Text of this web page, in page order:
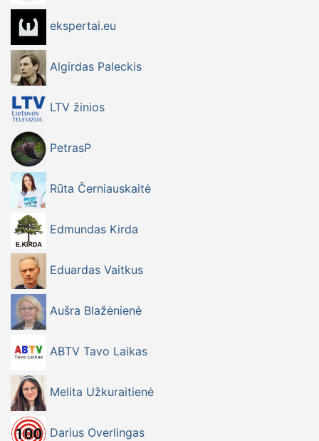
ekspertai.eu
Algirdas Paleckis
LTV žinios
PetrasP
Rūta Černiauskaitė
Edmundas Kirda
Eduardas Vaitkus
Aušra Blažėnienė
ABTV Tavo Laikas
Melita Užkuraitienė
Darius Overlingas